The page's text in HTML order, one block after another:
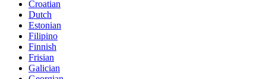
Croatian
Dutch
Estonian
Filipino
Finnish
Frisian
Galician